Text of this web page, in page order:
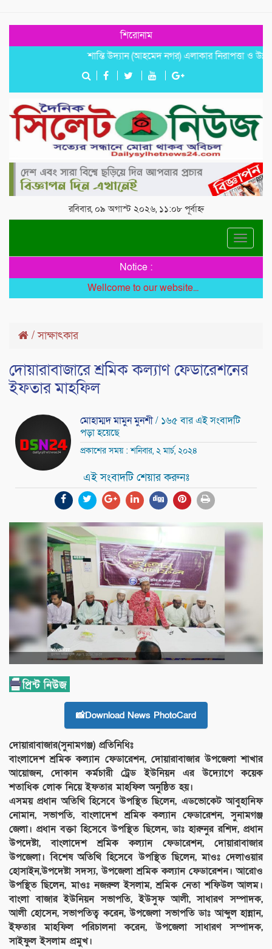
শিরোনাম
শান্তি উদ্যান (আহমেদ নগর) এলাকার নিরাপত্তা ও
রবিবার, ০৯ অগাস্ট ২০২৬, ১১:০৮ পূর্বাহ্ন
Toggle
Notice :
Wellcome to our website...
/সাক্ষাৎকার
দোয়ারাবাজারে শ্রমিক কল্যাণ ফেডারেশনের
ইফতার মাহফিল
মোহাম্মদ মামুন মুনশী/ ১৬৫ বার এই সংবাদটি
পড়া হয়েছে
প্রকাশের সময় : শনিবার, ২ মার্চ, ২০২৪
এই সংবাদটি শেয়ার করুনঃ
📸Download News PhotoCard
দোয়ারাবাজার(সুনামগঞ্জ) প্রতিনিধিঃ
বাংলাদেশ শ্রমিক কল্যান ফেডারেশন, দোয়ারাবাজার উপজেলা শাখার
আয়োজন, দোকান কর্মচারী ট্রেড ইউনিয়ন এর উদ্যোগে কয়েক
শতাধিক লোক নিয়ে ইফতার মাহফিল অনুষ্ঠিত হয়।
এসময় প্রধান অতিথি হিসেবে উপস্থিত ছিলেন, এডভোকেট আবুহানিফ
নোমান, সভাপতি, বাংলাদেশ শ্রমিক কল্যান ফেডারেশন, সুনামগঞ্জ
জেলা। প্রধান বক্তা হিসেবে উপস্থিত ছিলেন, ডাঃ হারুনুর রশিদ, প্রধান
উপদেষ্টা, বাংলাদেশ শ্রমিক কল্যান ফেডারেশন, দোয়ারাবাজার
উপজেলা। বিশেষ অতিথি হিসেবে উপস্থিত ছিলেন, মাওঃ দেলাওয়ার
হোসাইন,উপদেষ্টা সদস্য, উপজেলা শ্রমিক কল্যান ফেডারেশন। আরোও
উপস্থিত ছিলেন, মাওঃ নজরুল ইসলাম, শ্রমিক নেতা শফিউল আলম।
বাংলা বাজার ইউনিয়ন সভাপতি, ইউসুফ আলী, সাধারণ সম্পাদক,
আলী হোসেন, সভাপতিত্ব করেন, উপজেলা সভাপতি ডাঃ আব্দুল হান্নান,
ইফতার মাহফিল পরিচালনা করেন, উপজেলা সাধারণ সম্পাদক,
সাইফুল ইসলাম প্রমুখ।